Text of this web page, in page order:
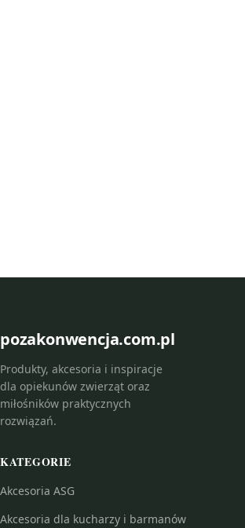
pozakonwencja.com.pl
Produkty, akcesoria i inspiracje
dla opiekunów zwierząt oraz
miłośników praktycznych
rozwiązań.
KATEGORIE
Akcesoria ASG
Akcesoria dla kucharzy i barmanów